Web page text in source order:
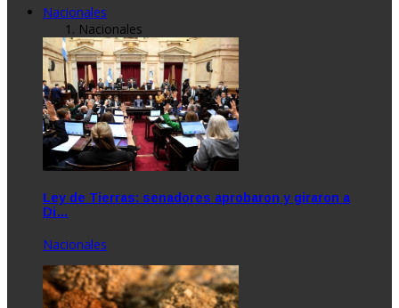
Nacionales
Nacionales
Ley de Tierras: senadores aprobaron y giraron a
Di…
Nacionales